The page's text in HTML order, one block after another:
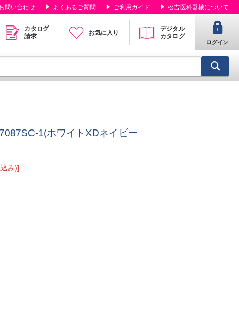
問い合わせ よくあるご質問 ご利用ガイド 松吉医科器械について
カタログ
請求
お気に入り
デジタル
カタログ
ログイン
1(ホワイトXDネイビー
み)]